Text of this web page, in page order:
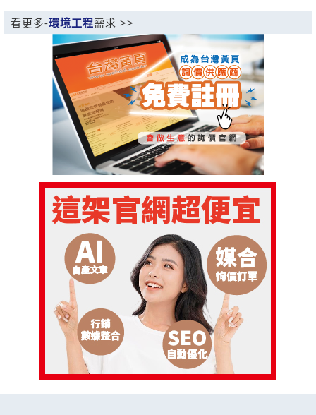
看更多-環境工程需求 >>